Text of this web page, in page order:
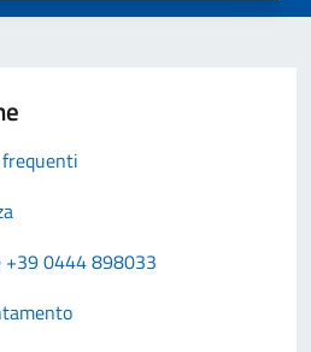
+39 0444 898033